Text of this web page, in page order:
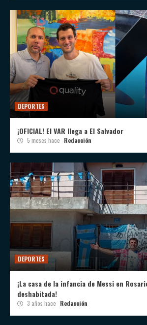
DEPORTES
¡OFICIAL! El VAR llega a El Salvador
5 meses hace Redacción
DEPORTES
¡La casa de la infancia de Messi en
deshabitada!
3 años hace Redacción